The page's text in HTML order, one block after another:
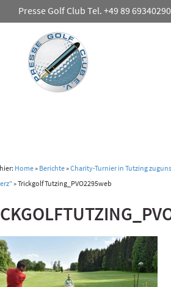
Presse Golf Club Tel. +49 89 69340290
Home» Berichte»Charity-Turnier in Tutzing
»TrickgolfTutzing_PVO2295web